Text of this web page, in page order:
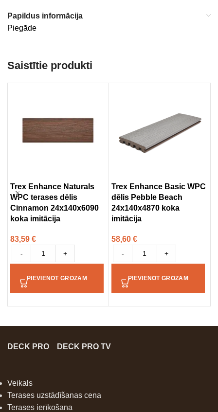
Papildus informācija
Piegāde
Saistītie produkti
Trex Enhance Naturals
WPC terases dēlis
Cinnamon 24x140x6090
koka imitācija
83,59 €
- +
PIEVIENOT GROZAM
Trex Enhance Basic WPC
dēlis Pebble Beach
24x140x4870 koka
imitācija
58,60 €
- +
PIEVIENOT GROZAM
DECK PRO DECK PRO TV
Veikals
Terases uzstādīšanas cena
Terases ierīkošana